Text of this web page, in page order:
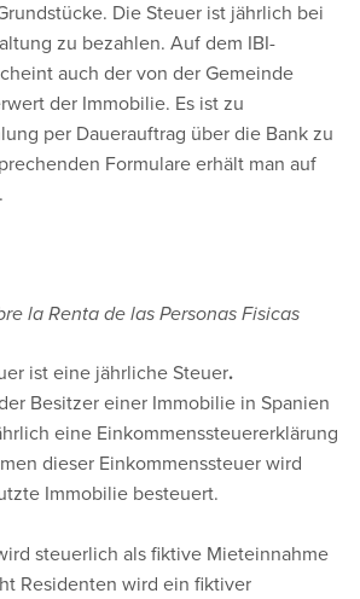
Die Steuer ist jährlich bei
zu bezahlen. Auf dem IBI-
auch der von der Gemeinde
der Immobilie. Es ist zu
per Dauerauftrag über die Bank zu
Formulare erhält man auf
la Renta de las Personas Fisicas
ist eine jährliche Steuer.
Besitzer einer Immobilie in Spanien
eine Einkommenssteuererklärung
dieser Einkommenssteuer wird
Immobilie besteuert.
steuerlich als fiktive Mieteinnahme
Residenten wird ein fiktiver